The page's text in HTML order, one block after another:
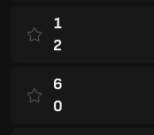
1
2
6
0